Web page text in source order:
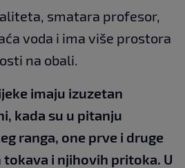
smatara profesor,
voda i ima više prostora
na obali.
imaju izuzetan
kada su u pitanju
ranga, one prve i druge
i njihovih pritoka. U